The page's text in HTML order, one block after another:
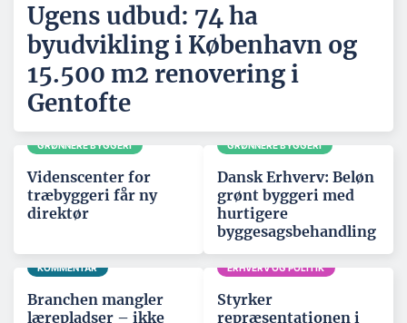
Ugens udbud: 74 ha
byudvikling i København og
15.500 m2 renovering i
Gentofte
GRØNNERE BYGGERI
Videnscenter for
træbyggeri får ny
direktør
GRØNNERE BYGGERI
Dansk Erhverv: Beløn
grønt byggeri med
hurtigere
byggesagsbehandling
KOMMENTAR
Branchen mangler
lærepladser – ikke
ERHVERV OG POLITIK
Styrker
repræsentationen i